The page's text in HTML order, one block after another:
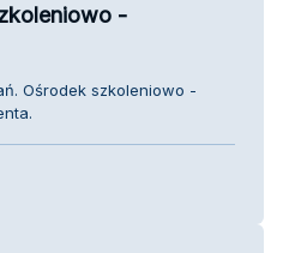
-
Ośrodek szkoleniowo -